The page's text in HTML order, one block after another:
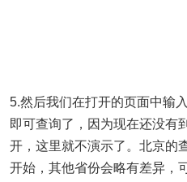
5.然后我们在打开的页面中输
即可查询了，因为现在还没有
开，这里就不演示了。北京的
开始，其他省份会略有差异，